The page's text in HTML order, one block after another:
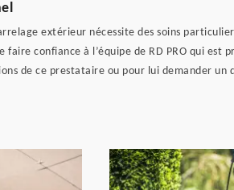
extérieur nécessite des soins
confiance à l’équipe de RD PRO qui est
de ce prestataire ou pour lui demander un